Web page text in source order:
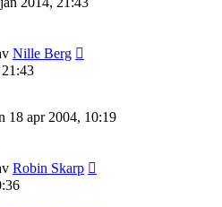
Nille Berg
18 apr 2004, 10:19
Robin Skarp